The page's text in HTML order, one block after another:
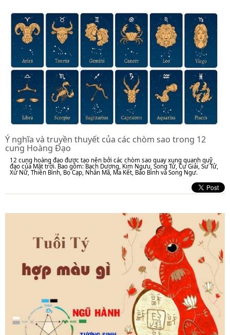
Ý nghĩa và truyền thuyết của các chòm sao trong 12
cung Hoàng Đạo
12 cung hoàng đạo được tạo nên bởi các chòm sao quay xung quanh quỹ
đạo của Mặt trời. Bao gồm: Bạch Dương, Kim Ngưu, Song Tử, Cự Giải, Sư Tử,
Xử Nữ, Thiên Bình, Bọ Cạp, Nhân Mã, Ma Kết, Bảo Bình và Song Ngư.